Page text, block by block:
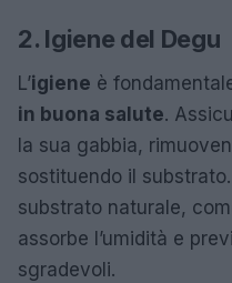
2. Igiene del Degu
L’igiene è
in buona salute.
la sua gabbia,
sostituendo il
substrato naturale,
assorbe l’umidità e
sgradevoli.